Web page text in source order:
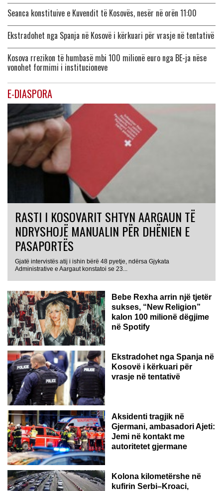
Seanca konstituive e Kuvendit të Kosovës, nesër në orën 11:00
Ekstradohet nga Spanja në Kosovë i kërkuari për vrasje në tentativë
Kosova rrezikon të humbasë mbi 100 milionë euro nga BE-ja nëse
vonohet formimi i institucioneve
E-DIASPORA
RASTI I KOSOVARIT SHTYN AARGAUN TË
NDRYSHOJË MANUALIN PËR DHËNIEN E
PASAPORTËS
Gjatë intervistës atij i ishin bërë 48 pyetje, ndërsa Gjykata
Administrative e Aargaut konstatoi se 23...
Bebe Rexha arrin një tjetër
sukses, “New Religion”
kalon 100 milionë dëgjime
në Spotify
Ekstradohet nga Spanja në
Kosovë i kërkuari për
vrasje në tentativë
GJERMANI
Aksidenti tragjik në
Gjermani, ambasadori Ajeti:
Jemi në kontakt me
autoritetet gjermane
Kolona kilometërshe në
kufirin Serbi–Kroaci,